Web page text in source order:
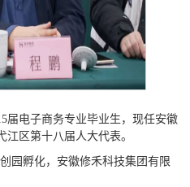
届电子商务专业毕业生，现任安徽
区第十八届人大代表。
园孵化，安徽修禾科技集团有限